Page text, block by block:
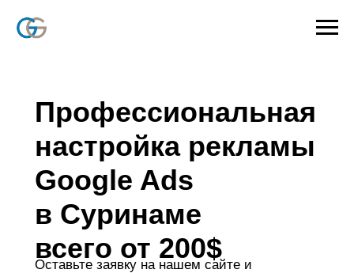
Профессиональная
настройка рекламы
Google Ads
в Суринаме
всего от 200$
Оставьте заявку на нашем сайте и